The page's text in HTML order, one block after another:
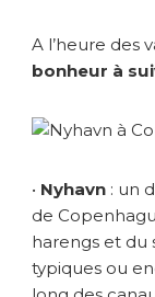
A l’heure des
bonheur à
• Nyhavn : un
de
harengs et du
typiques ou